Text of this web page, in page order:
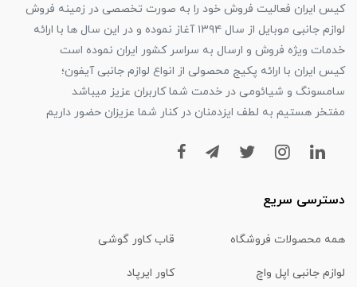
کیس ایران فعالیت فروش خود را به صورت تخصصی در زمینه فروش
لوازم جانبی موبایل از سال ۱۳۹۴ آغاز نموده و در این سال ها با ارائه
خدمات ویژه فروش و ارسال به سراسر کشور ایران نموده است
کیس ایران با ارائه پکیج محصولی از انواع لوازم جانبی آیفون؛
سامسونگ و شیائومی در خدمت شما کاربران عزیز میباشد
مفتخر هستیم به لطف ایزدمنان در کنار شما عزیزان حضور داریم
دسترسی سریع
همه محصولات فروشگاه قاب کاور گوشی
لوازم جانبی اپل واچ کاور ایرپاد